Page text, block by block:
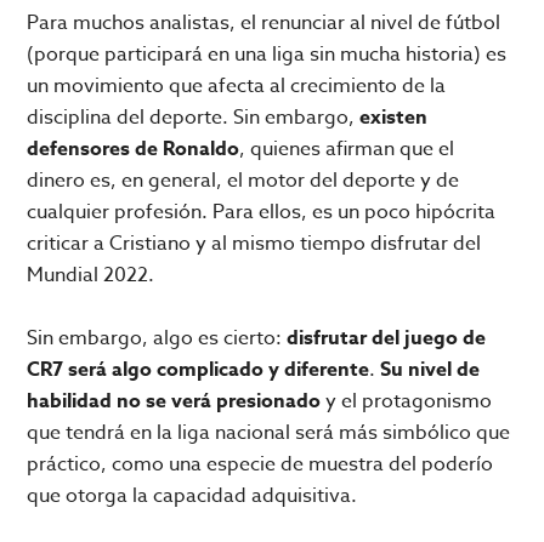
Para muchos analistas, el renunciar al nivel de fútbol
(porque participará en una liga sin mucha historia) es
un movimiento que afecta al crecimiento de la
disciplina del deporte. Sin embargo, existen
defensores de Ronaldo, quienes afirman que el
dinero es, en general, el motor del deporte y de
cualquier profesión. Para ellos, es un poco hipócrita
criticar a Cristiano y al mismo tiempo disfrutar del
Mundial 2022.
Sin embargo, algo es cierto: disfrutar del juego de
CR7 será algo complicado y diferente.Su nivel de
habilidad no se verá presionadoy el protagonismo
que tendrá en la liga nacional será más simbólico que
práctico, como una especie de muestra del poderío
que otorga la capacidad adquisitiva.